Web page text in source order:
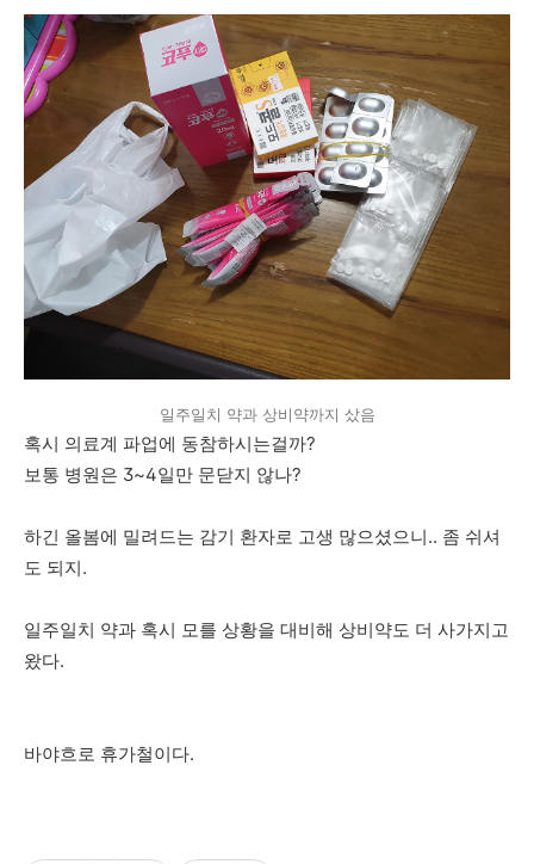
일주일치 약과 상비약까지 샀음
혹시 의료계 파업에 동참하시는걸까?
보통 병원은 3~4일만 문닫지 않나?
하긴 올봄에 밀려드는 감기 환자로 고생 많으셨으니.. 좀 쉬셔
도 되지.
일주일치 약과 혹시 모를 상황을 대비해 상비약도 더 사가지고
왔다.
바야흐로 휴가철이다.